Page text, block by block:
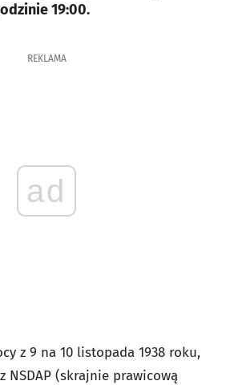
19:00.
REKLAMA
ad
z 9 na 10 listopada 1938 roku,
NSDAP (skrajnie prawicową